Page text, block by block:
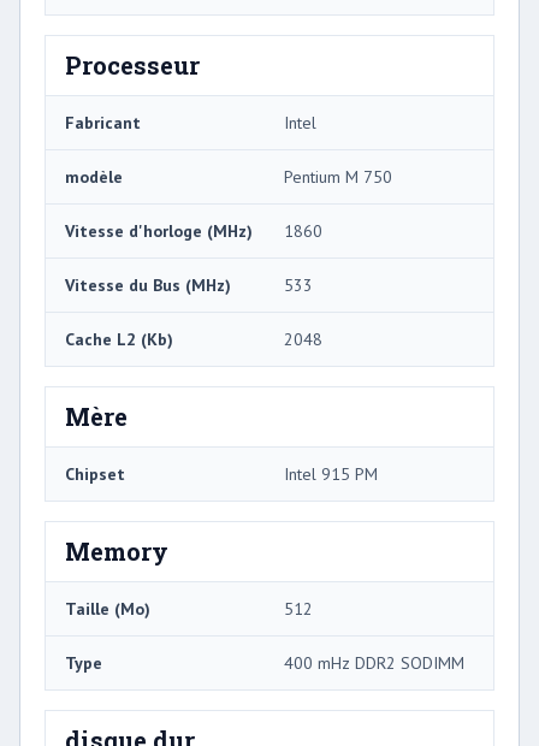
Processeur
Fabricant Intel
modèle Pentium M 750
Vitesse d'horloge (MHz) 1860
Vitesse du Bus (MHz) 533
Cache L2 (Kb) 2048
Mère
Chipset Intel 915 PM
Memory
Taille (Mo) 512
Type 400 mHz DDR2 SODIMM